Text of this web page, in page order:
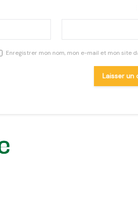
Enregistrer mon nom, mon e-mail et mon site